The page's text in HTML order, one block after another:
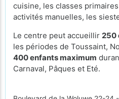
cuisine, les classes
activités manuelles, les
Le centre peut accueillir 250
les périodes de Toussaint,
400 enfants maximum
Carnaval, Pâques et Eté.